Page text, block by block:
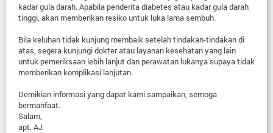
kadar gula darah. Apabila penderita diabetes atau kadar gula darah
tinggi, akan memberikan resiko untuk luka lama sembuh.
Bila keluhan tidak kunjung membaik setelah tindakan-tindakan di
atas, segera kunjungi dokter atau layanan kesehatan yang lain
untuk pemeriksaan lebih lanjut dan perawatan lukanya supaya tidak
memberikan komplikasi lanjutan.
Demikian informasi yang dapat kami sampaikan, semoga
bermanfaat.
Salam,
apt. AJ